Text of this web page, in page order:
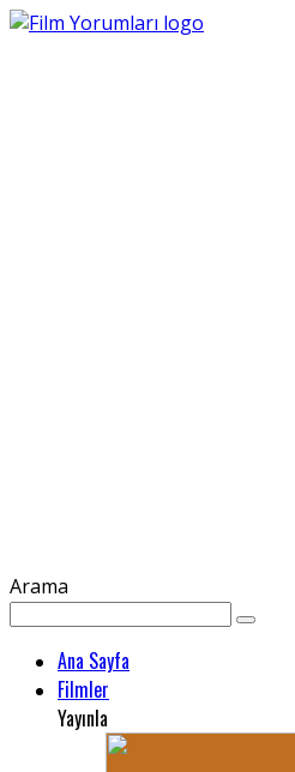
Arama
Ana Sayfa
Filmler
Yayınla